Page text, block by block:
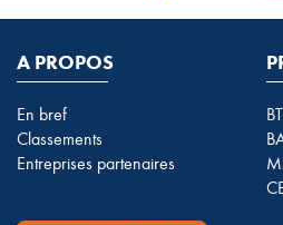
A PROPOS
En bref
Classements
Entreprises partenaires